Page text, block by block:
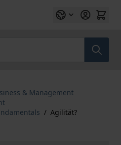
& Management
/ Agilität?